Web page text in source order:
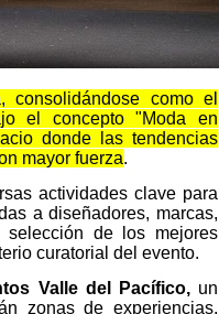
consolidándose como el
el concepto"Moda en
donde las tendencias
mayor fuerza.
actividades clave para
a diseñadores, marcas,
selección de los mejores
curatorial del evento.
Valle del Pacífico,un
zonas de experiencias,